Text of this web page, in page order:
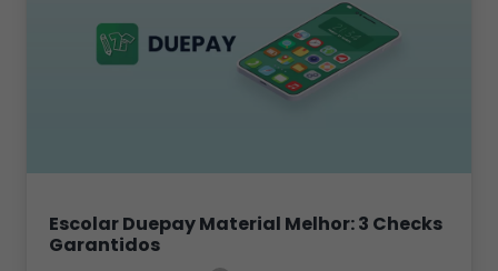
Escolar Duepay Material Melhor: 3 Checks
Garantidos